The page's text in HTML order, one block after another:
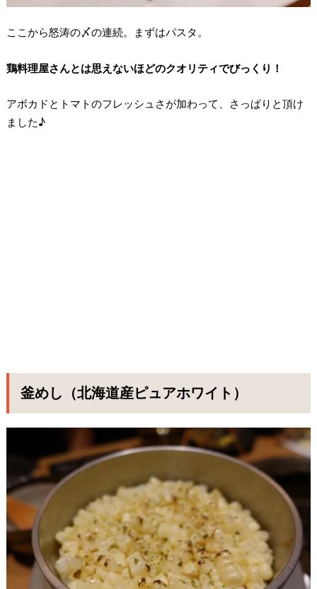
ここから怒涛の〆の連続。まずはパスタ。
鶏料理屋さんとは思えないほどのクオリティでびっくり！
アボカドとトマトのフレッシュさが加わって、さっぱりと頂け
ました♪
釜めし（北海道産ピュアホワイト）